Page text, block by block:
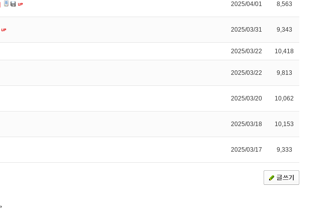
2025/04/01 8,563
2025/03/31 9,343
2025/03/22 10,418
2025/03/22 9,813
2025/03/20 10,062
2025/03/18 10,153
2025/03/17 9,333